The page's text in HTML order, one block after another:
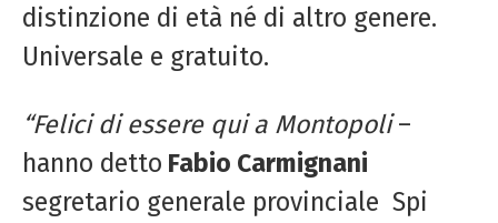
distinzione di età né di altro genere.
Universale e gratuito.
“Felici di essere qui a Montopoli–
hanno detto Fabio Carmignani
segretario generale provinciale Spi